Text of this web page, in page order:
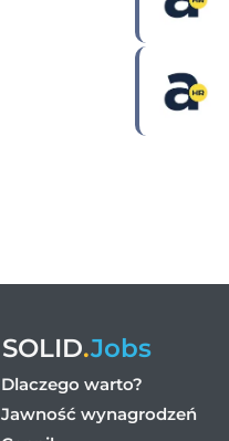
SOLID.Jobs
Dlaczego warto?
Jawność wynagrodzeń